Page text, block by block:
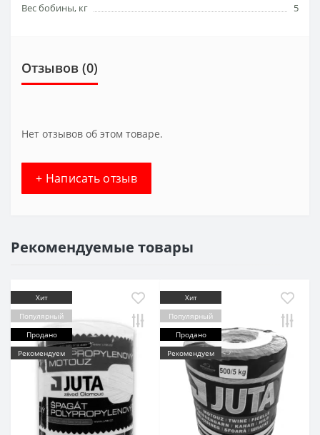
Вес бобины, кг
5
Отзывов (0)
Нет отзывов об этом товаре.
+ Написать отзыв
Рекомендуемые товары
Хит
Популярный
Продано
Рекомендуем
Хит
Популярный
Продано
Рекомендуем